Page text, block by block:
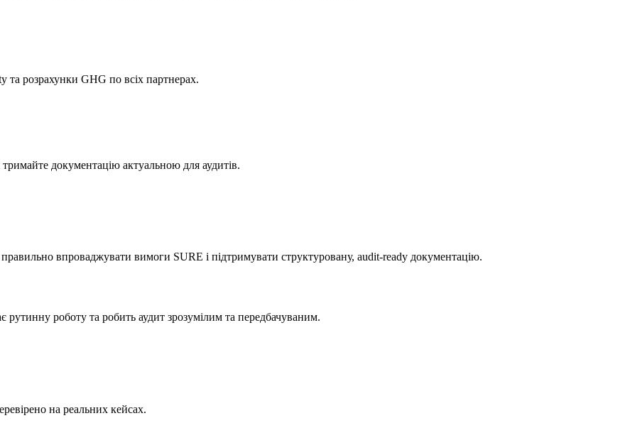
та розрахунки GHG по всіх партнерах.
документацію актуальною для аудитів.
впроваджувати вимоги SURE і підтримувати структуровану, audit-ready документацію.
рутинну роботу та робить аудит зрозумілим та передбачуваним.
на реальних кейсах.